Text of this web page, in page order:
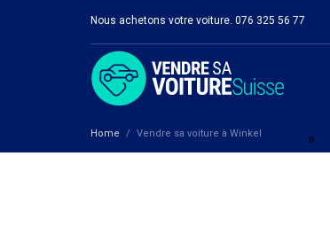
Nous achetons votre voiture. 076 325 56 77
Home »
Vendre sa voiture à Winkel